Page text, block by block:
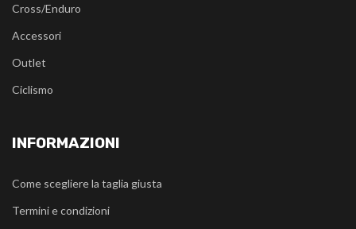
Cross/Enduro
Accessori
Outlet
Ciclismo
INFORMAZIONI
Come scegliere la taglia giusta
Termini e condizioni